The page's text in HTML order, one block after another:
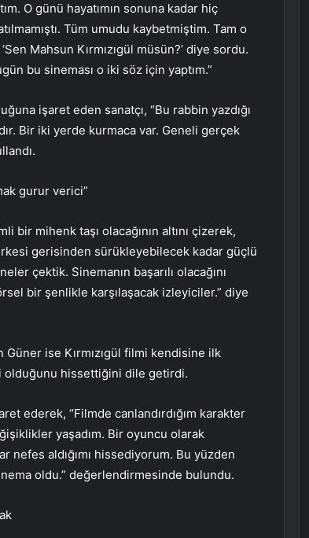
O günü hayatımın sonuna kadar hiç
Tüm umudu kaybetmiştim. Tam o
Mahsun Kırmızıgül müsün?’ diye sordu.
bu sineması o iki söz için yaptım.”
işaret eden sanatçı, “Bu rabbin yazdığı
Bir iki yerde kurmaca var. Geneli gerçek
gurur verici”
mihenk taşı olacağının altını çizerek,
gerisinden sürükleyebilecek kadar güçlü
çektik. Sinemanın başarılı olacağını
bir şenlikle karşılaşacak izleyiciler.” diye
Güner ise Kırmızıgül filmi kendisine ilk
olduğunu hissettiğini dile getirdi.
ederek, “Filmde canlandırdığım karakter
yaşadım. Bir oyuncu olarak
aldığımı hissediyorum. Bu yüzden
oldu.” değerlendirmesinde bulundu.